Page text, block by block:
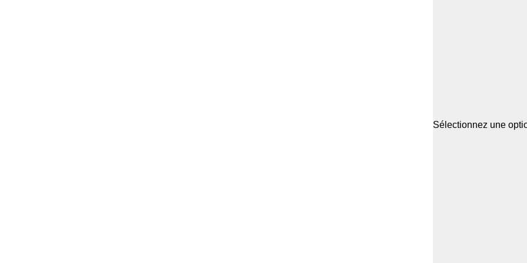
Sélectionnez une